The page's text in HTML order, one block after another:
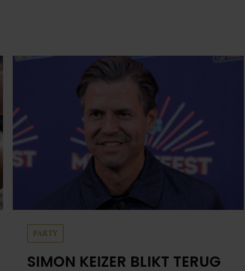
HOOFD’
Voor de buitenwereld leek Simon Keizer alles
voor elkaar te hebben. Succes met Nick &
Simon, uitverkochte concerten,
televisieoptredens, een gelukkig gezin en
financiële zekerheid. Toch voelde er vanbinnen
al jaren iets niet goed. In een openhartig
interview met ‘MAX Magazine’ vertelt de
zanger dat hij lange tijd vooral overleefde en
steeds verder van zijn gevoel verwijderd raakte.